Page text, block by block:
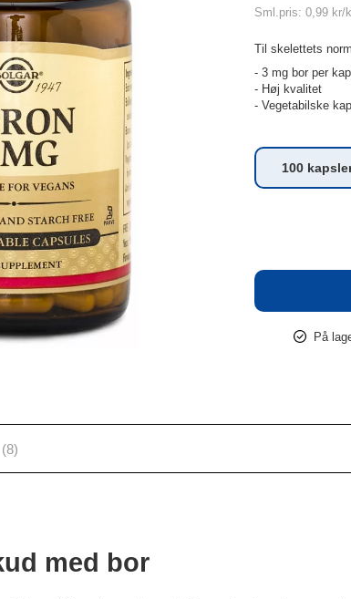
Sml.pris: 0,99 kr/
Til skelettets
- 3 mg bor per
- Høj kvalitet
- Vegetabilske
100
På
med bor